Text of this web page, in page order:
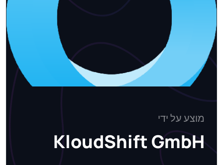
מוצע על ידי
KloudShift GmbH